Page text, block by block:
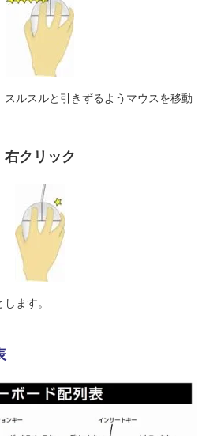
スルスルと引きずるようマウスを移動
右クリック
ます。